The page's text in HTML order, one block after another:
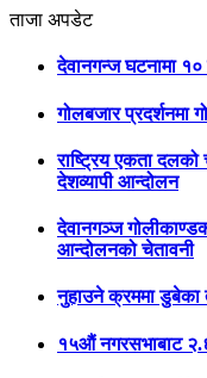
ताजा अपडेट
देवानगन्ज घटनामा १०
गोलबजार प्रदर्शनमा
राष्ट्रिय एकता
देशव्यापी आन्दोलन
देवानगञ्ज
आन्दोलनको चेतावनी
नुहाउने क्रममा डुबेका
१५औं नगरसभाबाट